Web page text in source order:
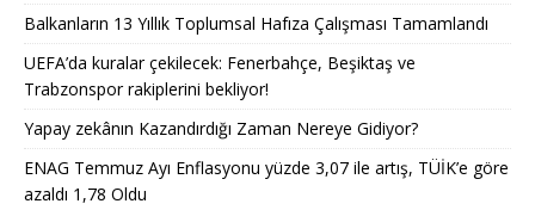
Balkanların 13 Yıllık Toplumsal Hafıza Çalışması Tamamlandı
UEFA’da kuralar çekilecek: Fenerbahçe, Beşiktaş ve
Trabzonspor rakiplerini bekliyor!
Yapay zekânın Kazandırdığı Zaman Nereye Gidiyor?
ENAG Temmuz Ayı Enflasyonu yüzde 3,07 ile artış, TÜİK’e göre
azaldı 1,78 Oldu